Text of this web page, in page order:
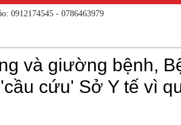
THỂ THAO ĐỒNG NAI & NGHỊ QUYẾT 57
NAI
cáo: 0912174545 - 0786463979
và giường bệnh,
cứu' Sở Y tế vì